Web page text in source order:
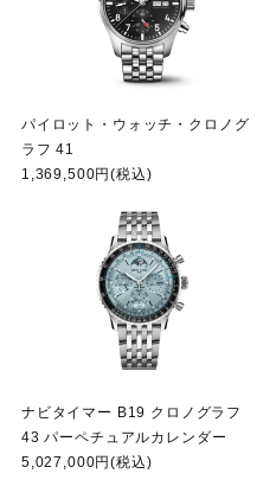
パイロット・ウォッチ・クロノグ
ラフ 41
1,369,500円(税込)
ナビタイマー B19 クロノグラフ
43 パーペチュアルカレンダー
5,027,000円(税込)